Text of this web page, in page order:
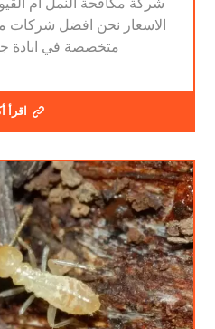
الاسعار نحن افضل شركات
متخصصة في ابادة
اقرأ